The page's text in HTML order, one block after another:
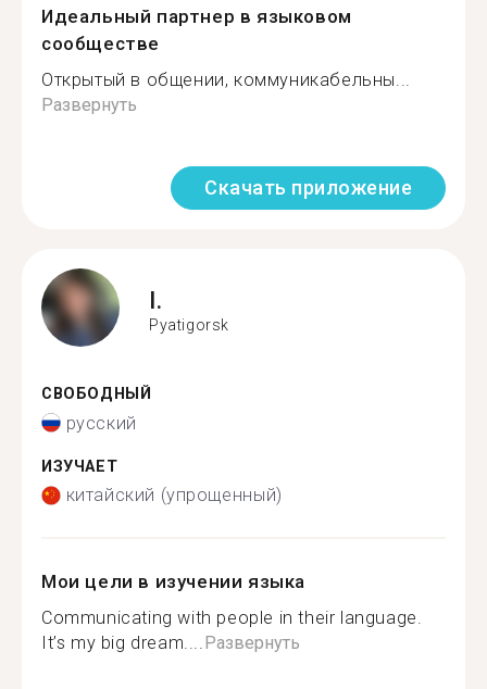
Идеальный партнер в языковом
сообществе
Открытый в общении, коммуникабельны...
Развернуть
Скачать приложение
I.
Pyatigorsk
СВОБОДНЫЙ
русский
ИЗУЧАЕТ
китайский (упрощенный)
Мои цели в изучении языка
Communicating with people in their language.
It’s my big dream....Развернуть